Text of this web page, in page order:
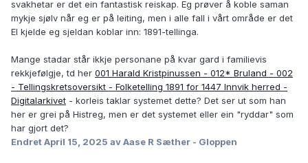
svakhetar er det ein fantastisk reiskap. Eg prøver å koble saman
mykje sjølv når eg er på leiting, men i alle fall i vårt område er det
EI kjelde eg sjeldan koblar inn: 1891-tellinga.
Mange stadar står ikkje personane på kvar gard i familievis
rekkjefølgje, td her 001 Harald Kristpinussen - 012* Bruland - 002
- Tellingskretsoversikt - Folketelling 1891 for 1447 Innvik herred -
Digitalarkivet - korleis taklar systemet dette? Det ser ut som han
her er grei på Histreg, men er det systemet eller ein "ryddar" som
har gjort det?
EndretApril 15, 2025 av Aase R Sæther - Gloppen